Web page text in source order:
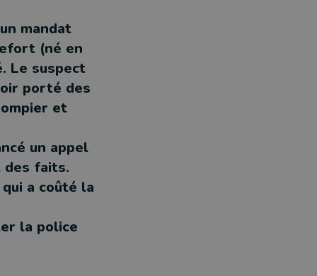
mandat
(né en
Le suspect
porté des
et
un appel
des faits.
a coûté la
la police